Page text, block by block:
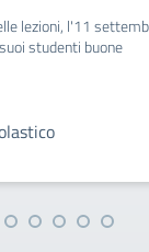
lezioni, l'11
studenti buone